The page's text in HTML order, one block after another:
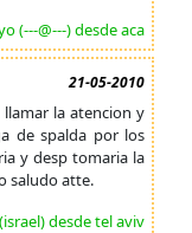
(---@---) desde aca
21-05-2010
la atencion y
de spalda por los
y desp tomaria la
saludo atte.
desde tel aviv